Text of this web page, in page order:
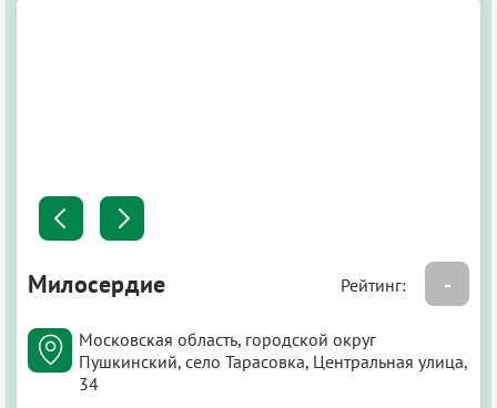
Милосердие Рейтинг: -
Московская область, городской округ
Пушкинский, село Тарасовка, Центральная улица,
34